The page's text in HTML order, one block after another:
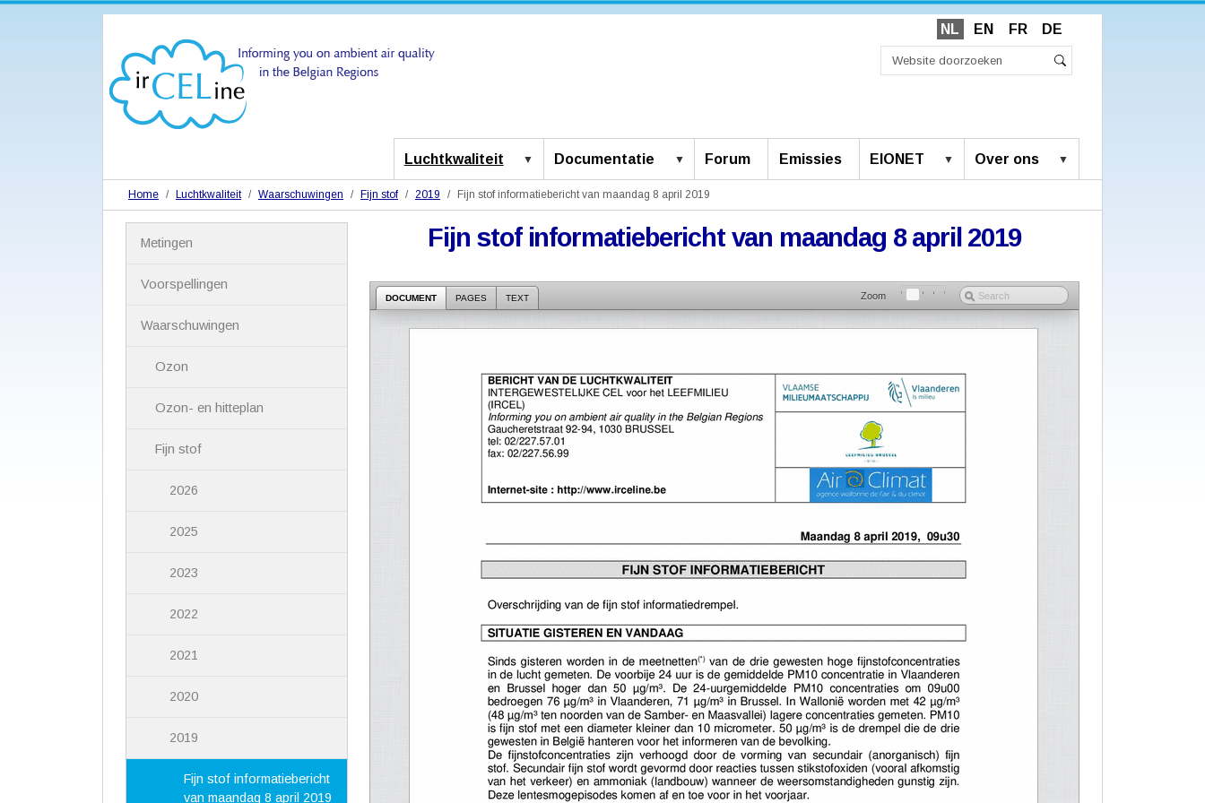
NL EN FR DE
Luchtkwaliteit Documentatie Forum Emissies EIONET Over ons
Home Luchtkwaliteit Waarschuwingen Fijn stof 2019 Fijn stof informatiebericht van maandag 8 april 2019
Fijn stof informatiebericht van maandag 8 april 2019
DOCUMENT PAGES TEXT Zoom
Metingen
Voorspellingen
Waarschuwingen
Ozon
Ozon- en hitteplan
Fijn stof
2026
2025
2023
2022
2021
2020
2019
Fijn stof informatiebericht
van maandag 8 april 2019